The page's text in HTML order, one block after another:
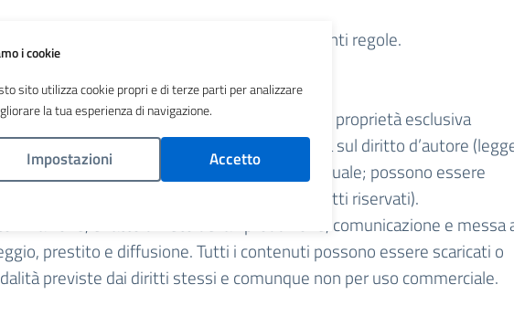
prevede integrale accettazione delle presenti regole.
testi, immagini, e altri contenuti, sono di proprietà esclusiva
sono protetti ai sensi della vigente normativa sul diritto d’autore
e su quelle relative alla proprietà intellettuale; possono essere
)o in Creative Commons (con alcuni diritti riservati).
è fatto divieto della riproduzione, comunicazione e messa
prestito e diffusione. Tutti i contenuti possono essere scaricati o
previste dai diritti stessi e comunque non per uso commerciale.
i cookie
sito utilizza cookie propri e di terze parti per analizzare
la tua esperienza di navigazione.
Impostazioni Accetto